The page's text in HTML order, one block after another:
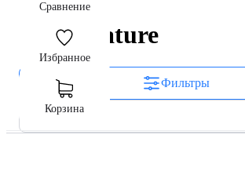
Сравнение
Избранное
Корзина
Almo Nature
Фильтры
Сортировать: